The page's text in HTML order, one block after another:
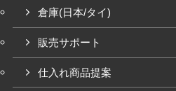
倉庫(日本/タイ)
販売サポート
仕入れ商品提案